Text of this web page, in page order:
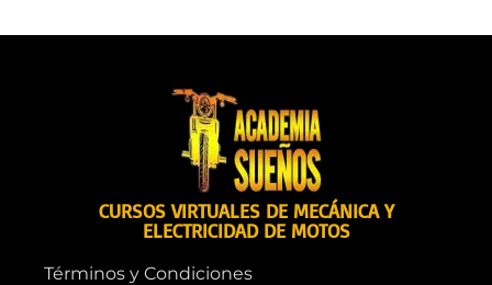
CURSOS VIRTUALES DE MECÁNICA Y
ELECTRICIDAD DE MOTOS
Términos y Condiciones